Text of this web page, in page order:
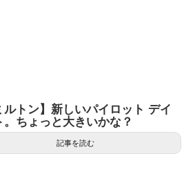
ルトン】新しいパイロット デイ
。ちょっと大きいかな？
記事を読む